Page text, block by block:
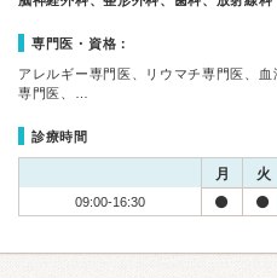
専門医・資格：
アレルギー専門医、リウマチ専門医、
専門医、…
診療時間
月 火
09:00-16:30